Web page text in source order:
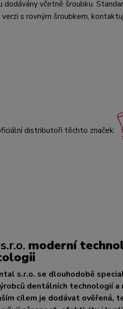
včetně šroubku.
s rovným šroubkem,
distributoři těchto značek:
moderní
s.r.o. se dlouhodobě
dentálních technologií
cílem je dodávat ověřená,